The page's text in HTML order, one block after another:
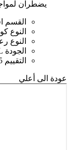
يضطران
القسم
النوع
النوع
الجودة
التقييم
عودة الى أعلي